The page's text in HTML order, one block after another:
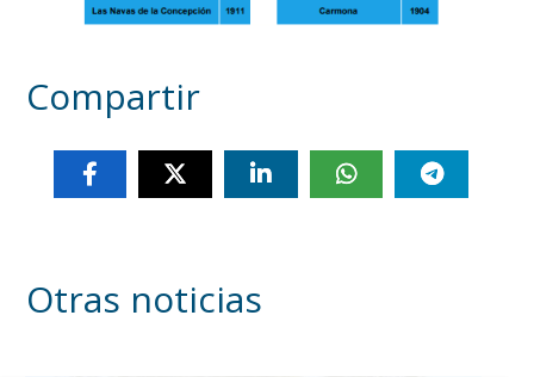
Compartir
Otras noticias